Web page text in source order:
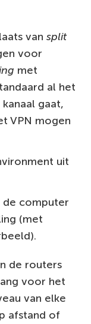
van split
voor
met
al het
gaat,
VPN mogen
uit
de computer
(met
de routers
voor het
van elke
afstand of